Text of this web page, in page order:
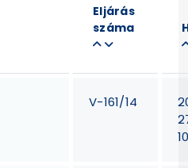
Eljárás
száma
V-161/14